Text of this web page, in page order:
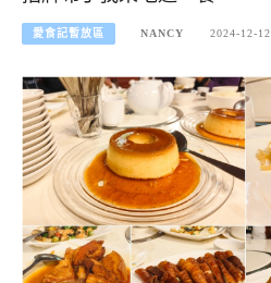
愛食記暫放區 NANCY 2024-12-12